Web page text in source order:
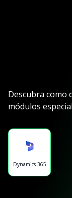
Descubra como
módulos
Dynamics 365